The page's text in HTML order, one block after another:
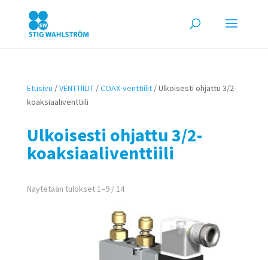
Etusivu /VENTTIILIT/COAX-venttiilit/ Ulkoisesti ohjattu 3/2-
koaksiaaliventtiili
Ulkoisesti ohjattu 3/2-
koaksiaaliventtiili
Näytetään tulokset 1–9 / 14